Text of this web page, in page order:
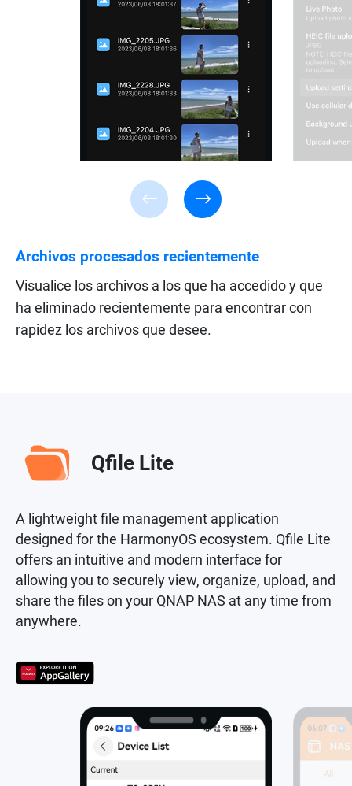
Archivos procesados recientemente
Visualice los archivos a los que ha accedido y que
ha eliminado recientemente para encontrar con
rapidez los archivos que desee.
Qfile Lite
A lightweight file management application
designed for the HarmonyOS ecosystem. Qfile Lite
offers an intuitive and modern interface for
allowing you to securely view, organize, upload, and
share the files on your QNAP NAS at any time from
anywhere.